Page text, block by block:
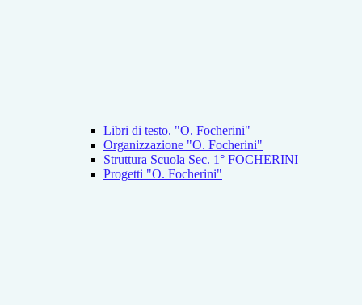
Libri di testo. "O. Focherini"
Organizzazione "O. Focherini"
Struttura Scuola Sec. 1° FOCHERINI
Progetti "O. Focherini"